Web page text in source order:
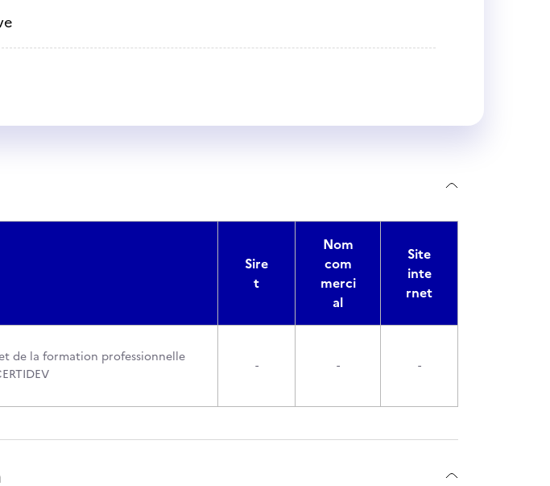
Sire
t
Nom
com
merci
al
Site
inte
rnet
de la formation professionnelle
- - -